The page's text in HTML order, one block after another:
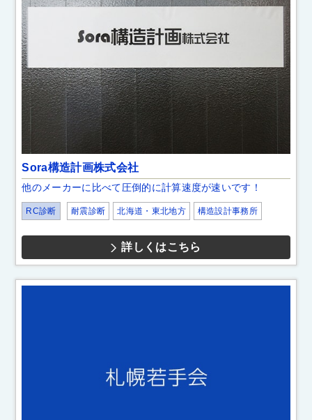
Sora構造計画株式会社
他のメーカーに比べて圧倒的に計算速度が速いです！
RC診断 耐震診断 北海道・東北地方 構造設計事務所
詳しくはこちら